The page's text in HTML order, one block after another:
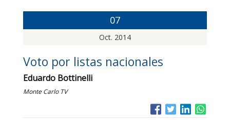
07
Oct. 2014
Voto por listas nacionales
Eduardo Bottinelli
Monte Carlo TV